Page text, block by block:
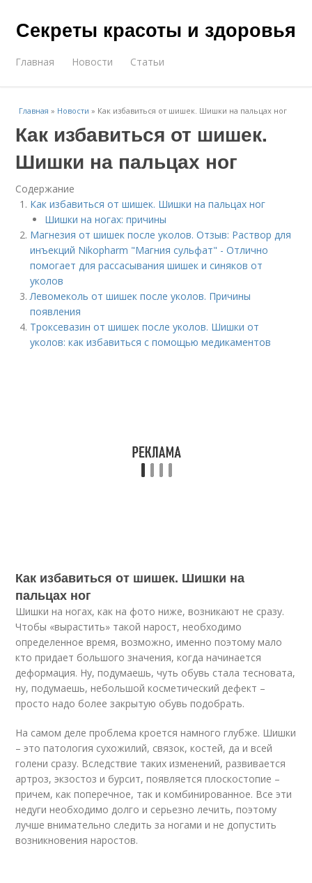
Секреты красоты и здоровья
Главная Новости Статьи
Главная » Новости » Как избавиться от шишек. Шишки на пальцах ног
Как избавиться от шишек.
Шишки на пальцах ног
Содержание
Как избавиться от шишек. Шишки на пальцах ног
Шишки на ногах: причины
Магнезия от шишек после уколов. Отзыв: Раствор для
инъекций Nikopharm "Магния сульфат" - Отлично
помогает для рассасывания шишек и синяков от
уколов
Левомеколь от шишек после уколов. Причины
появления
Троксевазин от шишек после уколов. Шишки от
уколов: как избавиться с помощью медикаментов
Как избавиться от шишек. Шишки на
пальцах ног
Шишки на ногах, как на фото ниже, возникают не сразу.
Чтобы «вырастить» такой нарост, необходимо
определенное время, возможно, именно поэтому мало
кто придает большого значения, когда начинается
деформация. Ну, подумаешь, чуть обувь стала тесновата,
ну, подумаешь, небольшой косметический дефект –
просто надо более закрытую обувь подобрать.
На самом деле проблема кроется намного глубже. Шишки
– это патология сухожилий, связок, костей, да и всей
голени сразу. Вследствие таких изменений, развивается
артроз, экзостоз и бурсит, появляется плоскостопие –
причем, как поперечное, так и комбинированное. Все эти
недуги необходимо долго и серьезно лечить, поэтому
лучше внимательно следить за ногами и не допустить
возникновения наростов.